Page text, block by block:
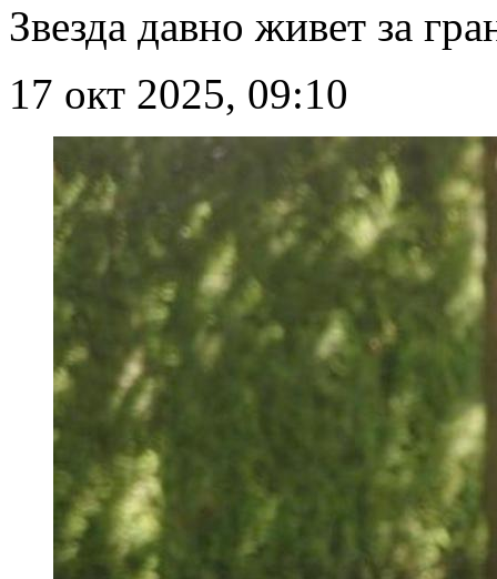
Звезда давно живет за
17 окт 2025, 09:10